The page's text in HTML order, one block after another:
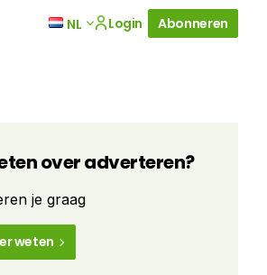
NL Login Abonneren
over adverteren?
je graag
weten